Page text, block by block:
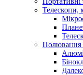
Телескопи,
Полювання